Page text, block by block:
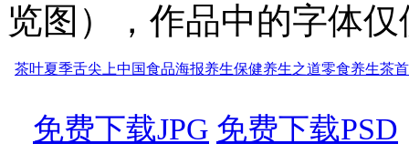
览图），作品中的字体
茶叶夏季舌尖上中国食品海报养生保健养生之道零食养生茶
免费下载JPG 免费下载PSD